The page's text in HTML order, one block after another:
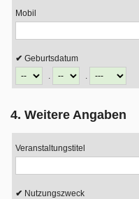
Mobil
Geburtsdatum
.
.
4. Weitere Angaben
Veranstaltungstitel
Nutzungszweck